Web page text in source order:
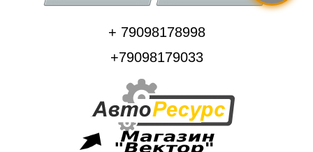
+ 79098178998
+79098179033